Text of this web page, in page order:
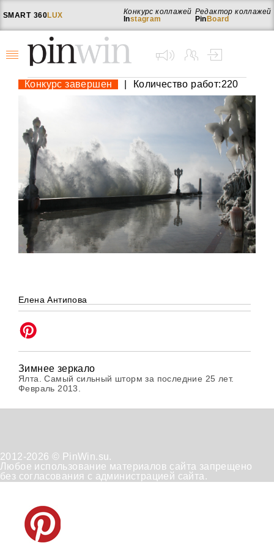
SMART 360LUX
Редактор коллажей
Pin Board
Конкурс коллажей
Instagram
Конкурс завершен Количество работ:220
Елена Антипова
Зимнее зеркало
Ялта. Самый сильный шторм за последние 25 лет.
Февраль 2013.
2012-2026 © PinWin.su.
Любое использование материалов сайта запрещено
без согласования с администрацией сайта.
поддержка
обработке
персональных
данных